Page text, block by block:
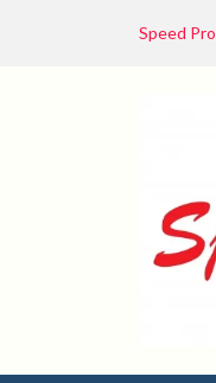
Speed Pro